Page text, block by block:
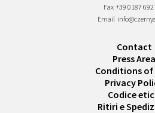
Fax +39 0187
Email
Contact
Press Area
Conditions of
Privacy
Codice
Ritiri e